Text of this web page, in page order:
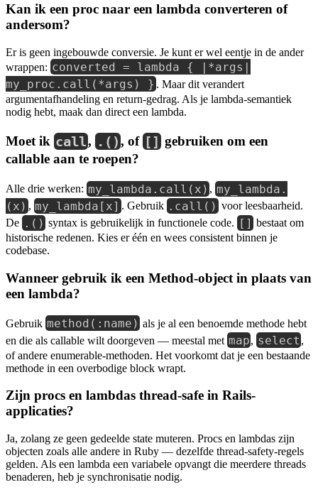
Kan ik een proc naar een lambda converteren of
andersom?
Er is geen ingebouwde conversie. Je kunt er wel eentje in de ander
wrappen: converted = lambda { |*args|
my_proc.call(*args) } . Maar dit verandert
argumentafhandeling en return-gedrag. Als je lambda-semantiek
nodig hebt, maak dan direct een lambda.
Moet ik call, .() , of [] gebruiken om een
callable aan te roepen?
Alle drie werken: my_lambda.call(x) , my_lambda.
(x) , my_lambda[x] . Gebruik .call() voor leesbaarheid.
De .() syntax is gebruikelijk in functionele code. [] bestaat om
historische redenen. Kies er één en wees consistent binnen je
codebase.
Wanneer gebruik ik een Method-object in plaats van
een lambda?
Gebruik method(:name) als je al een benoemde methode hebt
en die als callable wilt doorgeven — meestal met map, select ,
of andere enumerable-methoden. Het voorkomt dat je een bestaande
methode in een overbodige block wrapt.
Zijn procs en lambdas thread-safe in Rails-
applicaties?
Ja, zolang ze geen gedeelde state muteren. Procs en lambdas zijn
objecten zoals alle andere in Ruby — dezelfde thread-safety-regels
gelden. Als een lambda een variabele opvangt die meerdere threads
benaderen, heb je synchronisatie nodig.